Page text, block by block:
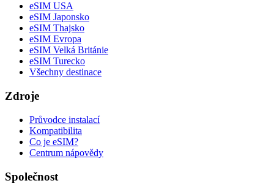
eSIM USA
eSIM Japonsko
eSIM Thajsko
eSIM Evropa
eSIM Velká Británie
eSIM Turecko
Všechny destinace
Zdroje
Průvodce instalací
Kompatibilita
Co je eSIM?
Centrum nápovědy
Společnost